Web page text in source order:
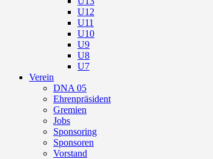
U12
U11
U10
U9
U8
U7
Verein
DNA 05
Ehrenpräsident
Gremien
Jobs
Sponsoring
Sponsoren
Vorstand